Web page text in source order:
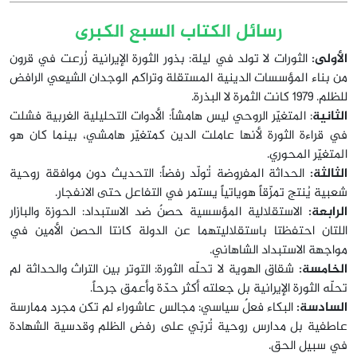
رسائل الكتاب السبع الكبرى
الأولى:الثورات لا تولد في ليلة: بذور الثورة الإيرانية زُرعت في قرون
من بناء المؤسسات الدينية المستقلة وتراكم الوجدان الشيعي الرافض
للظلم. 1979 كانت الثمرة لا البذرة.
الثانية: المتغيّر الروحي ليس هامشاً: الأدوات التحليلية الغربية فشلت
في قراءة الثورة لأنها عاملت الدين كمتغيّر هامشي، بينما كان هو
المتغيّر المحوري.
الثالثة: الحداثة المفروضة تُولّد رفضاً: التحديث دون موافقة روحية
شعبية يُنتج تمزّقاً هوياتياً يستمر في التفاعل حتى الانفجار.
الرابعة: الاستقلالية المؤسسية حصنٌ ضد الاستبداد: الحوزة والبازار
اللتان احتفظتا باستقلاليتهما عن الدولة كانتا الحصن الأمين في
مواجهة الاستبداد الشاهاني.
الخامسة: شقاق الهوية لا تحلّه الثورة: التوتر بين التراث والحداثة لم
تحلّه الثورة الإيرانية بل جعلته أكثر حدّة وأعمق جرحاً.
السادسة:البكاء فعلٌ سياسي: مجالس عاشوراء لم تكن مجرد ممارسة
عاطفية بل مدارس روحية تُربّي على رفض الظلم وقدسية الشهادة
في سبيل الحق.